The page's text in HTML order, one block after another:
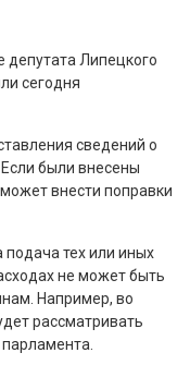
депутата Липецкого
сегодня
сведений о
были внесены
внести поправки
подача тех или иных
не может быть
Например, во
рассматривать